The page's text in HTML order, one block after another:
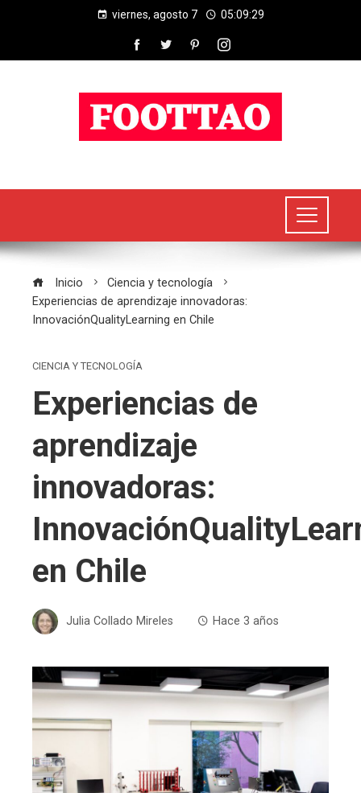
viernes, agosto 7 05:09:30
Inicio
Ciencia y tecnología
Experiencias de aprendizaje innovadoras:
InnovaciónQualityLearning en Chile
CIENCIA Y TECNOLOGÍA
Experiencias de
aprendizaje
innovadoras:
en Chile
Julia Collado Mireles Hace 3 años